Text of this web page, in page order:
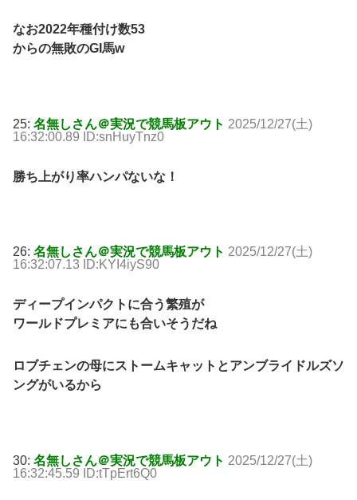
なお2022年種付け数53
からの無敗のGI馬w
25: 名無しさん＠実況で競馬板アウト 2025/12/27(土)
16:32:00.89 ID:snHuyTnz0
勝ち上がり率ハンパないな！
26: 名無しさん＠実況で競馬板アウト 2025/12/27(土)
16:32:07.13 ID:KYI4iyS90
ディープインパクトに合う繁殖が
ワールドプレミアにも合いそうだね
ロブチェンの母にストームキャットとアンブライドルズソ
ングがいるから
30: 名無しさん＠実況で競馬板アウト 2025/12/27(土)
16:32:45.59 ID:tTpErt6Q0